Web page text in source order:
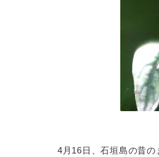
4月16日、石垣島の昔の